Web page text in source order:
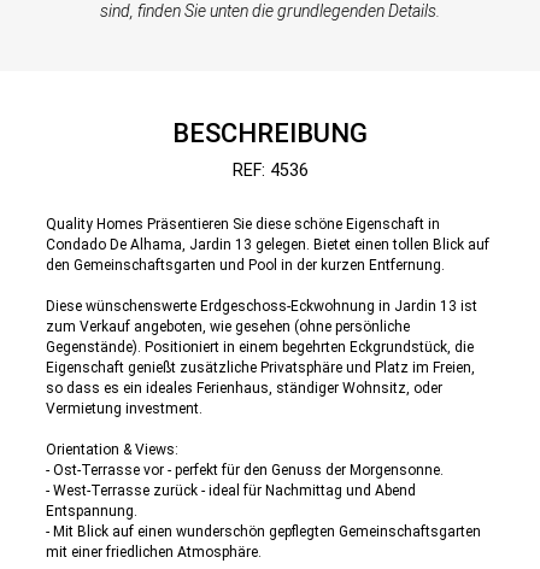
sind, finden Sie unten die grundlegenden Details.
BESCHREIBUNG
REF: 4536
Quality Homes Präsentieren Sie diese schöne Eigenschaft in
Condado De Alhama, Jardin 13 gelegen. Bietet einen tollen Blick auf
den Gemeinschaftsgarten und Pool in der kurzen Entfernung.
Diese wünschenswerte Erdgeschoss-Eckwohnung in Jardin 13 ist
zum Verkauf angeboten, wie gesehen (ohne persönliche
Gegenstände). Positioniert in einem begehrten Eckgrundstück, die
Eigenschaft genießt zusätzliche Privatsphäre und Platz im Freien,
so dass es ein ideales Ferienhaus, ständiger Wohnsitz, oder
Vermietung investment.
Orientation & Views:
- Ost-Terrasse vor - perfekt für den Genuss der Morgensonne.
- West-Terrasse zurück - ideal für Nachmittag und Abend
Entspannung.
- Mit Blick auf einen wunderschön gepflegten Gemeinschaftsgarten
mit einer friedlichen Atmosphäre.